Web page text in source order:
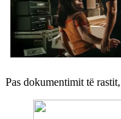
Pas dokumentimit të